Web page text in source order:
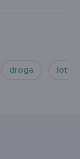
droga lotta